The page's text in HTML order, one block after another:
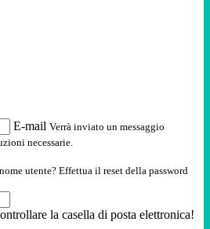
E-mail Verrà inviato un messaggio
necessarie.
utente? Effettua il reset della password
la casella di posta elettronica!